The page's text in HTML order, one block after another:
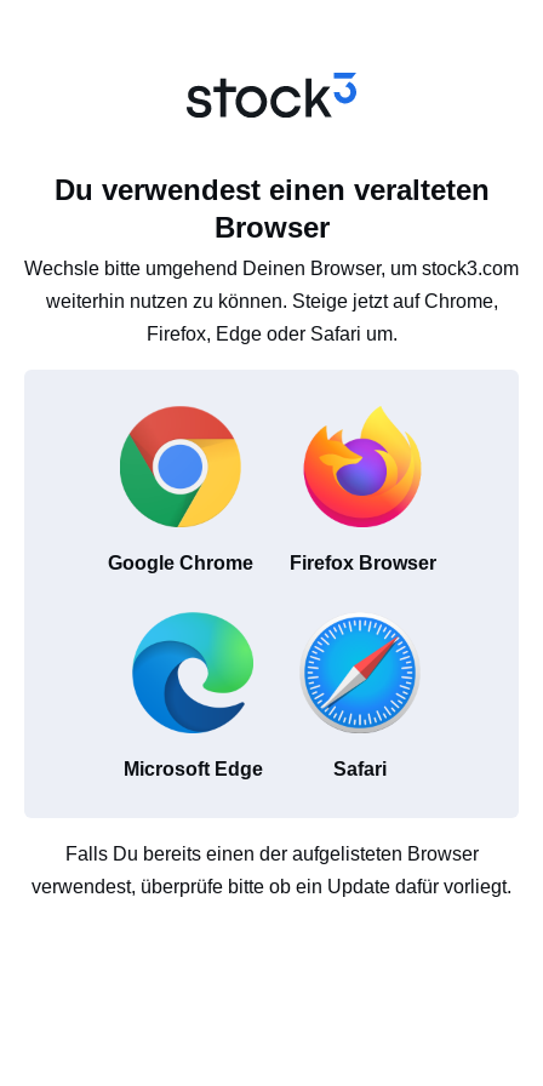
Du verwendest einen veralteten
Browser
Wechsle bitte umgehend Deinen Browser, um stock3.com
weiterhin nutzen zu können. Steige jetzt auf Chrome,
Firefox, Edge oder Safari um.
Google Chrome Firefox Browser
Microsoft Edge Safari
Falls Du bereits einen der aufgelisteten Browser
verwendest, überprüfe bitte ob ein Update dafür vorliegt.